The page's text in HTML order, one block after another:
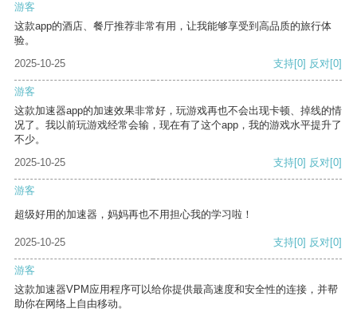
游客
这款app的酒店、餐厅推荐非常有用，让我能够享受到高品质的旅行体
验。
2025-10-25
支持[0] 反对[0]
游客
这款加速器app的加速效果非常好，玩游戏再也不会出现卡顿、掉线的情
况了。我以前玩游戏经常会输，现在有了这个app，我的游戏水平提升了
不少。
2025-10-25
支持[0] 反对[0]
游客
超级好用的加速器，妈妈再也不用担心我的学习啦！
2025-10-25 支持[0] 反对[0]
游客
这款加速器VPM应用程序可以给你提供最高速度和安全性的连接，并帮
助你在网络上自由移动。